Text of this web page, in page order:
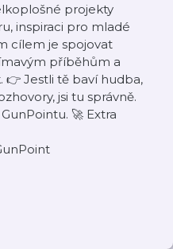
projekty
inspiraci pro mladé
cílem je spojovat
příběhům a
👉 Jestli tě baví hudba,
jsi tu správně.
🚀 Extra